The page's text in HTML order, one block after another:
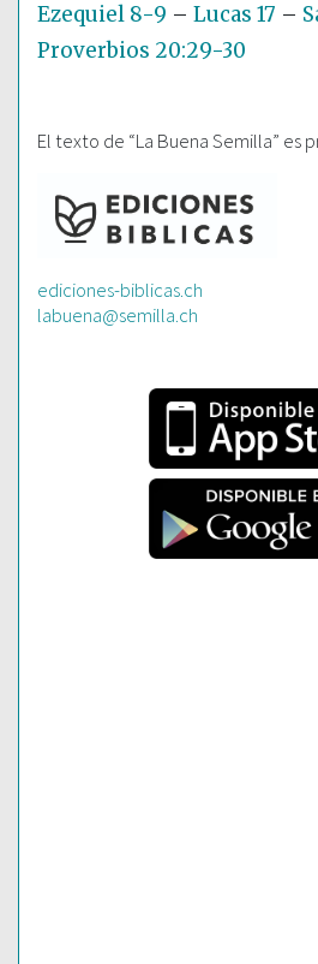
Ezequiel 8-9 – Lucas 17 –
Proverbios 20:29-30
El texto de “La Buena Semilla” es
ediciones-biblicas.ch
labuena@semilla.ch